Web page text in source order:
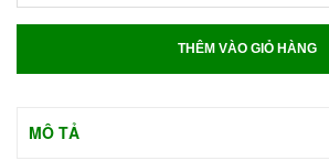
THÊM VÀO GIỎ HÀNG
MÔ TẢ